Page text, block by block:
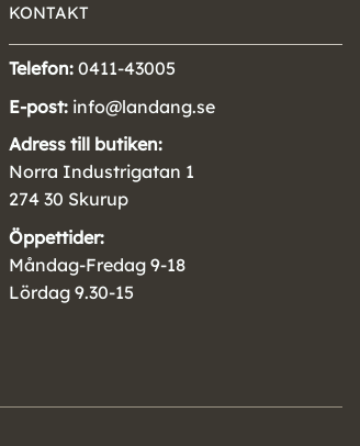
KONTAKT
Telefon: 0411-43005
E-post: info@landang.se
Adress till butiken:
Norra Industrigatan 1
274 30 Skurup
Öppettider:
Måndag-Fredag 9-18
Lördag 9.30-15